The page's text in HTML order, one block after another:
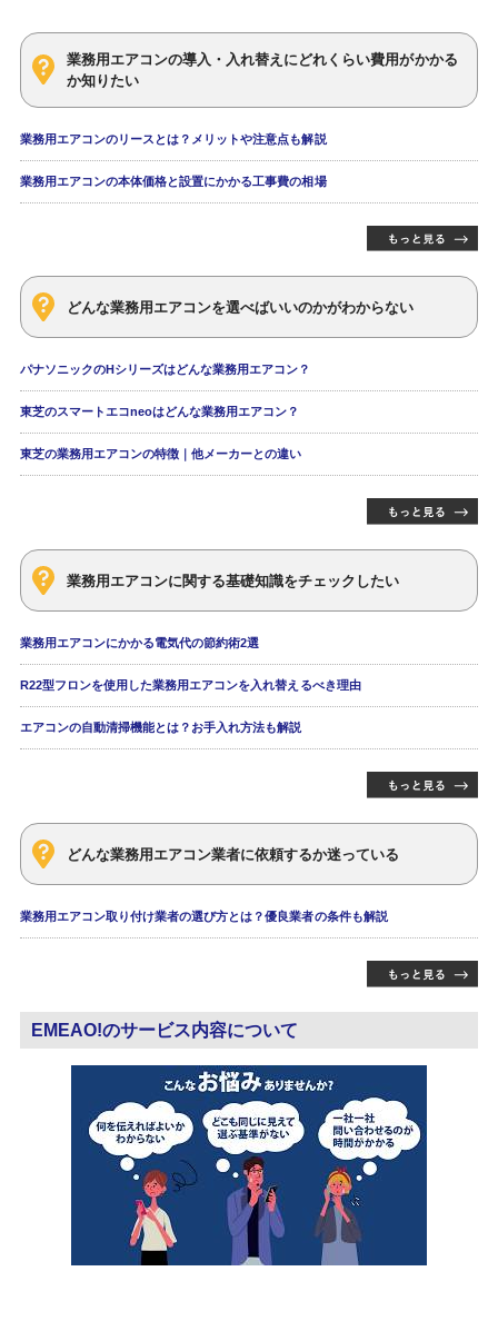
業務用エアコンの導入・入れ替えにどれくらい費用がかかる
か知りたい
業務用エアコンのリースとは？メリットや注意点も解説
業務用エアコンの本体価格と設置にかかる工事費の相場
どんな業務用エアコンを選べばいいのかがわからない
パナソニックのHシリーズはどんな業務用エアコン？
東芝のスマートエコneoはどんな業務用エアコン？
東芝の業務用エアコンの特徴｜他メーカーとの違い
業務用エアコンに関する基礎知識をチェックしたい
業務用エアコンにかかる電気代の節約術2選
R22型フロンを使用した業務用エアコンを入れ替えるべき理由
エアコンの自動清掃機能とは？お手入れ方法も解説
どんな業務用エアコン業者に依頼するか迷っている
業務用エアコン取り付け業者の選び方とは？優良業者の条件も解説
EMEAO!のサービス内容について